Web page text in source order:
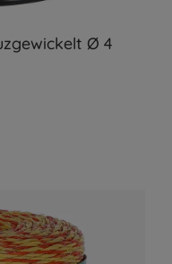
Ø 4